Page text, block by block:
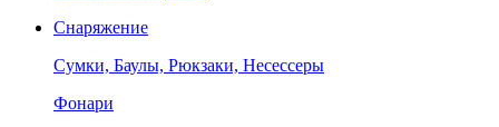
Снаряжение
Сумки, Баулы, Рюкзаки, Несессеры
Фонари